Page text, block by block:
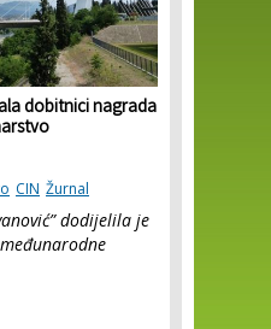
dobitnici nagrada
CIN Žurnal
dodijelila je